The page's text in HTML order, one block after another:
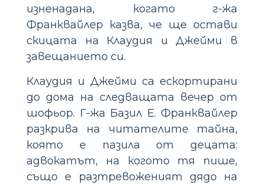
изненадана, когато г-жа
Франквайлер казва, че ще остави
скицата на Клаудия и Джейми в
завещанието си.
Клаудия и Джейми са ескортирани
до дома на следващата вечер от
шофьор. Г-жа Базил Е. Франквайлер
разкрива на читателите тайна,
която е пазила от децата:
адвокатът, на когото тя пише,
също е разтревоженият дядо на